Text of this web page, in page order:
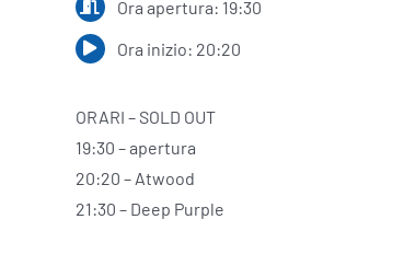
Ora apertura: 19:30
Ora inizio: 20:20
ORARI – SOLD OUT
19:30 – apertura
20:20 – Atwood
21:30 – Deep Purple